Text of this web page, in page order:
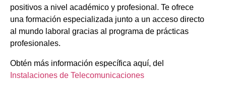
positivos a nivel académico y profesional. Te ofrece
una formación especializada junto a un acceso directo
al mundo laboral gracias al programa de prácticas
profesionales.
Obtén más información específica aquí, del
Instalaciones de Telecomunicaciones